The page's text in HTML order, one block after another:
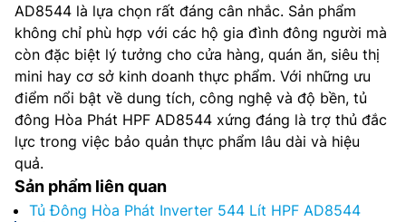
AD8544 là lựa chọn rất đáng cân nhắc. Sản phẩm
không chỉ phù hợp với các hộ gia đình đông người mà
còn đặc biệt lý tưởng cho cửa hàng, quán ăn, siêu thị
mini hay cơ sở kinh doanh thực phẩm. Với những ưu
điểm nổi bật về dung tích, công nghệ và độ bền, tủ
đông Hòa Phát HPF AD8544 xứng đáng là trợ thủ đắc
lực trong việc bảo quản thực phẩm lâu dài và hiệu
quả.
Sản phẩm liên quan
Tủ Đông Hòa Phát Inverter 544 Lít HPF AD8544